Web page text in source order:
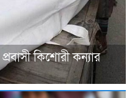
কিশোরী কন্যার